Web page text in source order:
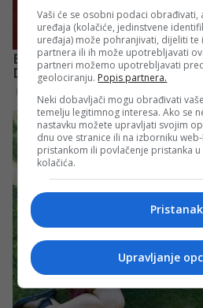
Vaši će se osobni podaci obrađivati,
uređaja (kolačiće, jedinstvene
uređaja) može pohranjivati, dijeliti te
partnera ili ih može upotrebljavati
partneri možemo upotrebljavati
geolociranju. Popis partnera.
Neki dobavljači mogu obrađivati
temelju legitimnog interesa. Ako se
nastavku možete upravljati svojim
dnu ove stranice ili na izborniku
pristankom ili povlačenje pristanka
kolačića.
Pristanak
Upravljanje